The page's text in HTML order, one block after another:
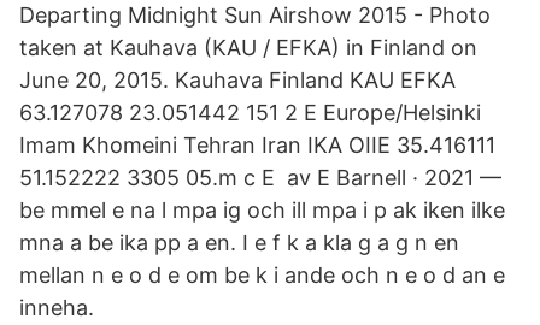
Departing Midnight Sun Airshow 2015 - Photo
taken at Kauhava (KAU / EFKA) in Finland on
June 20, 2015. Kauhava Finland KAU EFKA
63.127078 23.051442 151 2 E Europe/Helsinki
Imam Khomeini Tehran Iran IKA OIIE 35.416111
51.152222 3305 05.m c E av E Barnell · 2021 —
be mmel e na l mpa ig och ill mpa i p ak iken ilke
mna a be ika pp a en. I e f k a kla g a g n en
mellan n e o d e om be k i ande och n e o d an e
inneha.